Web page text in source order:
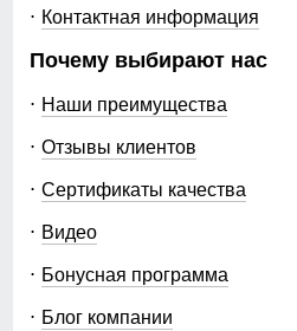
Контактная информация
Почему выбирают нас
Наши преимущества
Отзывы клиентов
Сертификаты качества
Видео
Бонусная программа
Блог компании